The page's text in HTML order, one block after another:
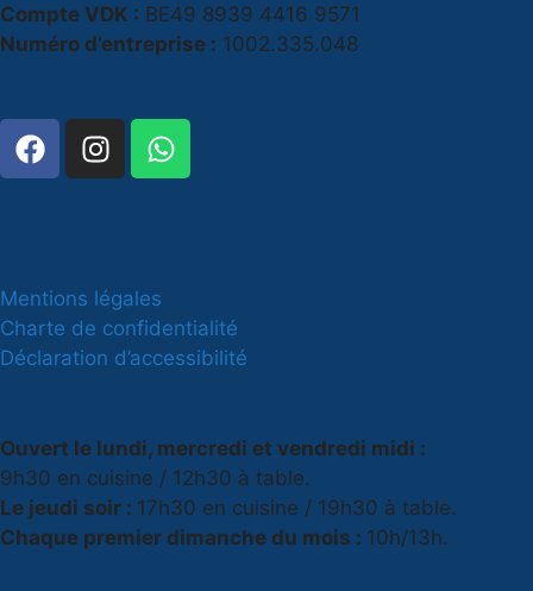
Compte VDK : BE49 8939 4416 9571
Numéro d’entreprise : 1002.335.048
Mentions légales
Charte de confidentialité
Déclaration d’accessibilité
Ouvert le lundi, mercredi et vendredi midi :
9h30 en cuisine / 12h30 à table.
Le jeudi soir : 17h30 en cuisine / 19h30 à table.
Chaque premier dimanche du mois : 10h/13h.